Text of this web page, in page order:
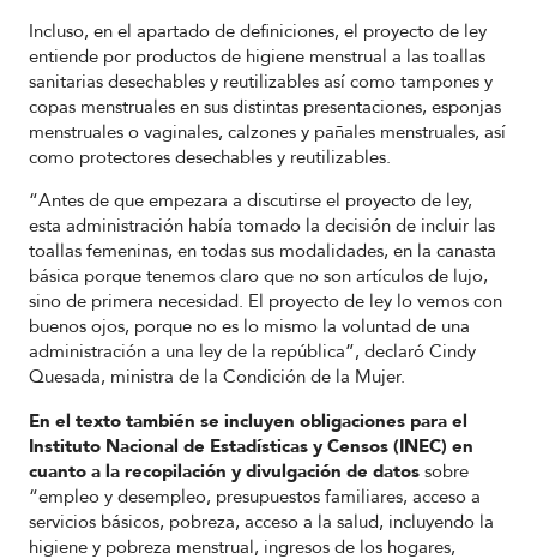
Incluso, en el apartado de definiciones, el proyecto de ley
entiende por productos de higiene menstrual a las toallas
sanitarias desechables y reutilizables así como tampones y
copas menstruales en sus distintas presentaciones, esponjas
menstruales o vaginales, calzones y pañales menstruales, así
como protectores desechables y reutilizables.
“Antes de que empezara a discutirse el proyecto de ley,
esta administración había tomado la decisión de incluir las
toallas femeninas, en todas sus modalidades, en la canasta
básica porque tenemos claro que no son artículos de lujo,
sino de primera necesidad. El proyecto de ley lo vemos con
buenos ojos, porque no es lo mismo la voluntad de una
administración a una ley de la república”, declaró Cindy
Quesada, ministra de la Condición de la Mujer.
En el texto también se incluyen obligaciones para el
Instituto Nacional de Estadísticas y Censos (INEC) en
cuanto a la recopilación y divulgación de datos sobre
“empleo y desempleo, presupuestos familiares, acceso a
servicios básicos, pobreza, acceso a la salud, incluyendo la
higiene y pobreza menstrual, ingresos de los hogares,